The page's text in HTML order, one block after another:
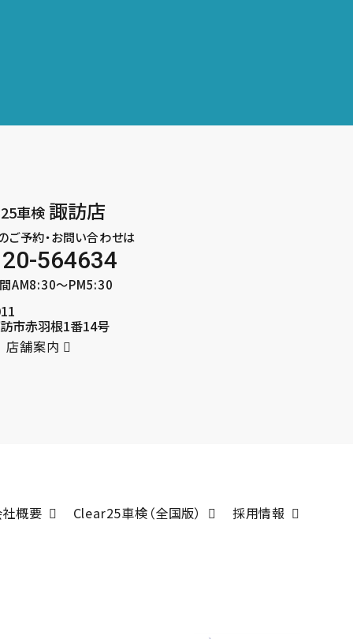
車検諏訪店
ご予約・お問い合わせは
564634
AM8:30～PM5:30
市赤羽根1番14号
店舗案内
社概要 Clear25車検（全国版） 採用情報